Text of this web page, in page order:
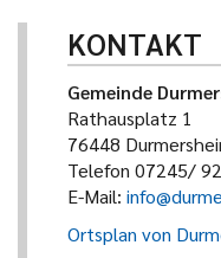
KONTAKT
Gemeinde
Rathausplatz 1
76448
Telefon 07245/
E-Mail:
Ortsplan von